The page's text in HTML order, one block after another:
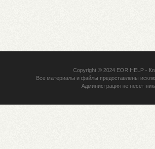
Copyright © 2024 EOR HELP-
Все материалы и файлы предоставлены
Администрация не несет